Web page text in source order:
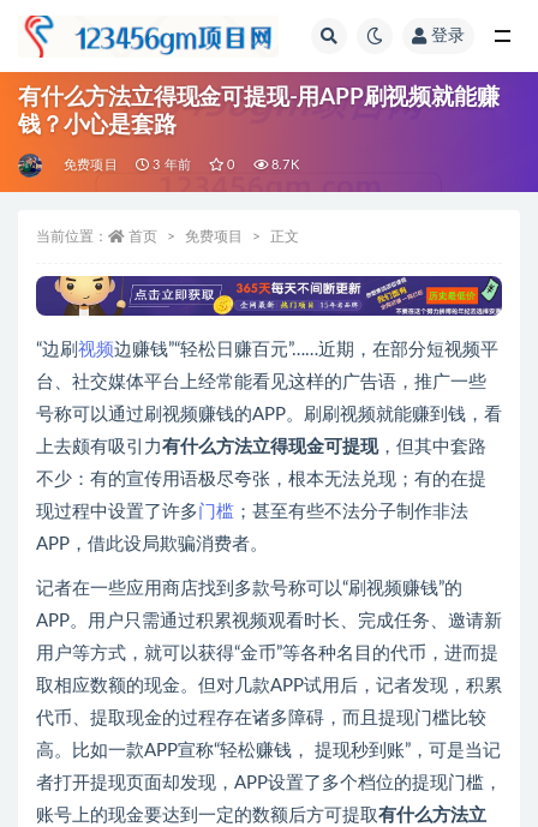
登录
有什么方法立得现金可提现-用APP刷视频就能赚
钱？小心是套路
免费项目 3 年前 0 8.7K
当前位置： 首页 免费项目 正文
“边刷 视频边赚钱”“轻松日赚百元”……近期，在部分短视频平
台、社交媒体平台上经常能看见这样的广告语，推广一些
号称可以通过刷视频赚钱的APP。刷刷视频就能赚到钱，看
上去颇有吸引力有什么方法立得现金可提现，但其中套路
不少：有的宣传用语极尽夸张，根本无法兑现；有的在提
现过程中设置了许多门槛 ；甚至有些不法分子制作非法
APP，借此设局欺骗消费者。
记者在一些应用商店找到多款号称可以“刷视频赚钱”的
APP。用户只需通过积累视频观看时长、完成任务、邀请新
用户等方式，就可以获得“金币”等各种名目的代币，进而提
取相应数额的现金。但对几款APP试用后，记者发现，积累
代币、提取现金的过程存在诸多障碍，而且提现门槛比较
高。比如一款APP宣称“轻松赚钱， 提现秒到账”，可是当记
者打开提现页面却发现，APP设置了多个档位的提现门槛，
账号上的现金要达到一定的数额后方可提取有什么方法立